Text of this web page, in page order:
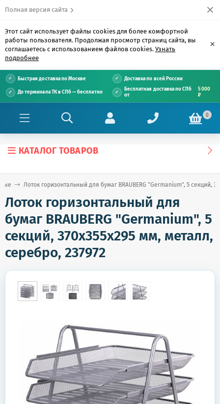
Полная версия сайта
Этот сайт использует файлы cookies для более комфортной
работы пользователя. Продолжая просмотр страниц сайта, вы
соглашаетесь с использованием файлов cookies. Узнать
подробнее
×
Быстрая доставка по Москве Доставка по всей России
До терминала ТК в СПб — бесплатно
Бесплатная доставка по СПб
от
5 000
₽
0
КАТАЛОГ ТОВАРОВ
Лоток горизонтальный для бумаг BRAUBERG "Germanium", 5 секций,
Лоток горизонтальный для
бумаг BRAUBERG "Germanium", 5
секций, 370х355х295 мм, металл,
серебро, 237972